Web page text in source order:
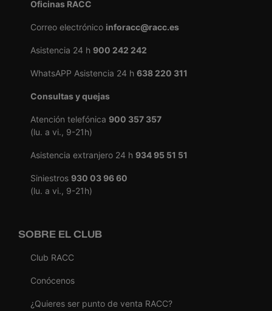
Oficinas RACC
Correo electrónico inforacc@racc.es
Asistencia 24 h 900 242 242
WhatsAPP Asistencia 24 h 638 220 311
Consultas y quejas
Atención telefónica 900 357 357
(lu. a vi., 9-21h)
Asistencia extranjero 24 h 934 95 51 51
Siniestros 930 03 96 60
(lu. a vi., 9-21h)
SOBRE EL CLUB
Club RACC
Conócenos
¿Quieres ser punto de venta RACC?